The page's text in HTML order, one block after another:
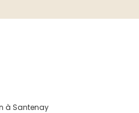
à Santenay